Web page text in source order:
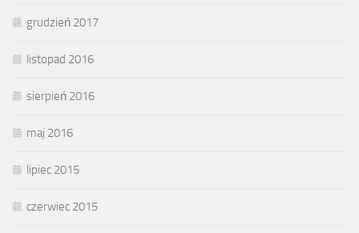
grudzień 2017
listopad 2016
sierpień 2016
maj 2016
lipiec 2015
czerwiec 2015